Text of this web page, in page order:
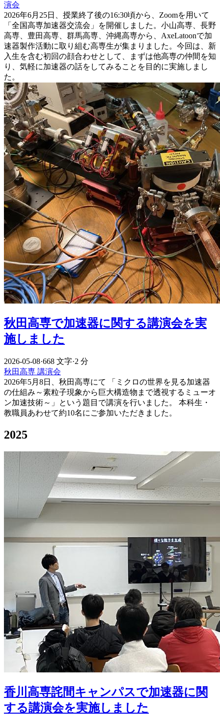
演会
2026年6月25日、授業終了後の16:30頃から、Zoomを用いて
「全国高専加速器交流会」を開催しました。小山高専、長野
高専、豊田高専、群馬高専、沖縄高専から、AxeLatoonで加
速器製作活動に取り組む高専生が集まりました。今回は、新
入生を含む初回の顔合わせとして、まずは他高専の仲間を知
り、気軽に加速器の話をしてみることを目的に実施しまし
た。
秋田高専で加速器に関する講演会を実
施しました
2026-05-08·668 文字·2 分
秋田高専 講演会
2026年5月8日、秋田高専にて 「ミクロの世界を見る加速器
の仕組み～素粒子現象から巨大構造物まで透視するミューオ
ン加速技術～」という題目で講演を行いました。 本科生・
教職員あわせて約10名にご参加いただきました。
2025
香川高専詫間キャンパスで加速器に関
する講演会を実施しました